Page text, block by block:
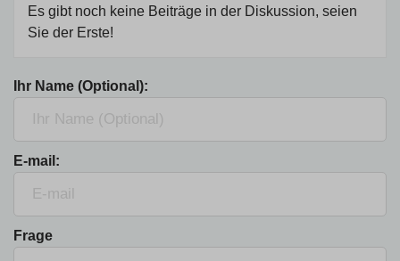
Es gibt noch keine Beiträge in der Diskussion, seien
Sie der Erste!
Ihr Name (Optional):
E-mail:
Frage